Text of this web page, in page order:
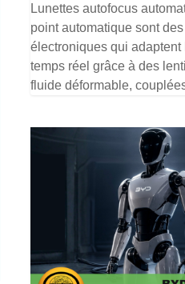
Lunettes autofocus
point automatique sont
électroniques qui
temps réel grâce à des
fluide déformable,